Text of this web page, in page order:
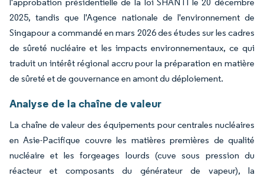
2025, tandis que l'Agence nationale de l'environnement de
Singapour a commandé en mars 2026 des études sur les cadres
de sûreté nucléaire et les impacts environnementaux, ce qui
traduit un intérêt régional accru pour la préparation en matière
de sûreté et de gouvernance en amont du déploiement.
Analyse de la chaîne de valeur
La chaîne de valeur des équipements pour centrales nucléaires
en Asie-Pacifique couvre les matières premières de qualité
nucléaire et les forgeages lourds (cuve sous pression du
réacteur et composants du générateur de vapeur), la